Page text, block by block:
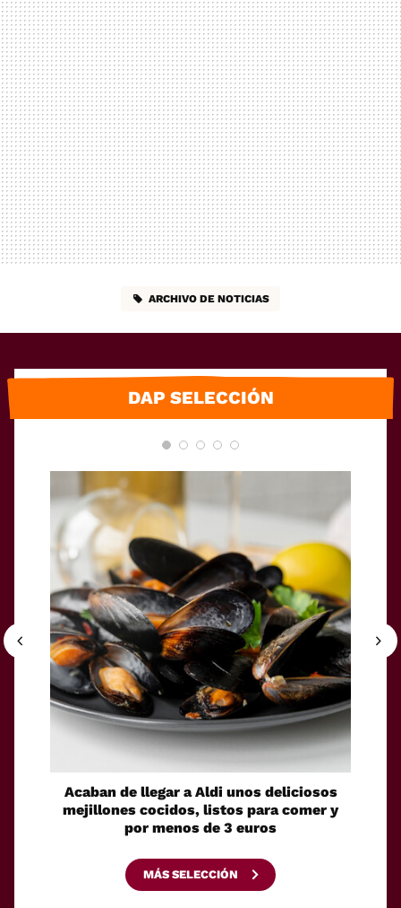
ARCHIVO DE NOTICIAS
DAP SELECCIÓN
Acaban de llegar a Aldi unos deliciosos
mejillones cocidos, listos para comer y
por menos de 3 euros
MÁS SELECCIÓN